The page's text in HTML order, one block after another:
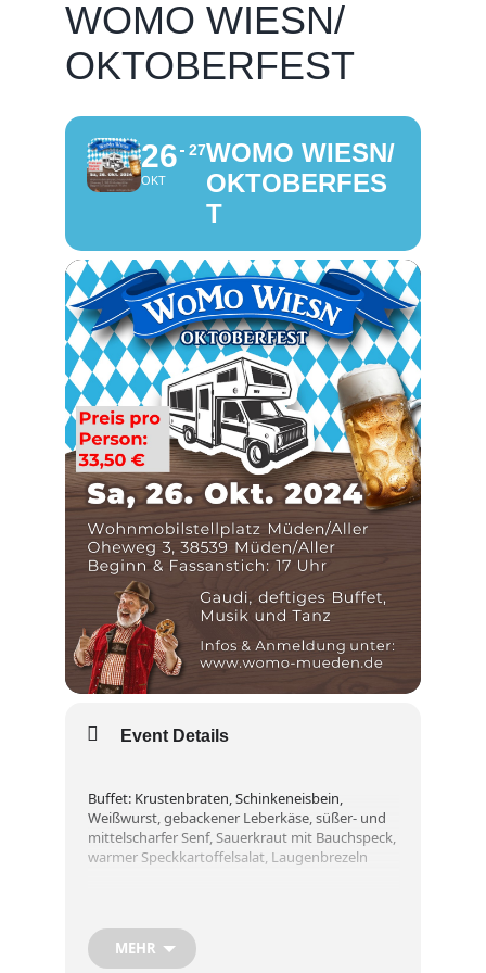
WOMO WIESN/
OKTOBERFEST
26
OKT
27WOMO WIESN/
OKTOBERFES
T
Event Details
Buffet: Krustenbraten, Schinkeneisbein,
Weißwurst, gebackener Leberkäse, süßer- und
mittelscharfer Senf, Sauerkraut mit Bauchspeck,
warmer Speckkartoffelsalat, Laugenbrezeln
MEHR